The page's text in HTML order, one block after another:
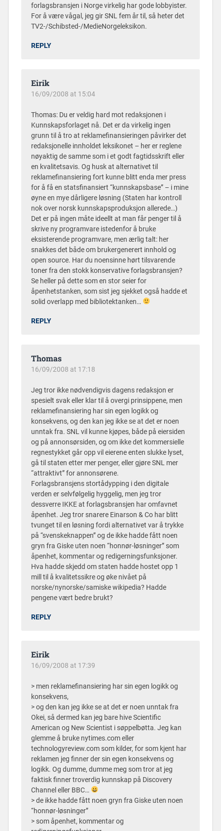
forlagsbransjen i Norge virkelig har gode lobbyister.
For å være vågal, jeg gir SNL fem år til, så heter det
TV2-/Schibsted-/MedieNorgeleksikon.
REPLY
Eirik
16/09/2008 at 15:04
Thomas: Du er veldig hard mot redaksjonen i
Kunnskapsforlaget nå. Det er da virkelig ingen
grunn til å tro at reklamefinansieringen påvirker det
redaksjonelle innholdet leksikonet – her er reglene
nøyaktig de samme som i et godt fagtidsskrift eller
en kvalitetsavis. Og husk at alternativet til
reklamefinansiering fort kunne blitt enda mer press
for å få en statsfinansiert “kunnskapsbase” – i mine
øyne en mye dårligere løsning (Staten har kontroll
nok over norsk kunnskapsproduksjon allerede…)
Det er på ingen måte ideellt at man får penger til å
skrive ny programvare istedenfor å bruke
eksisterende programvare, men ærlig talt: her
snakkes det både om brukergenerert innhold og
open source. Har du noensinne hørt tilsvarende
toner fra den stokk konservative forlagsbransjen?
Se heller på dette som en stor seier for
åpenhetstanken, som sist jeg sjekket også hadde et
solid overlapp med bibliotektanken…
REPLY
Thomas
16/09/2008 at 17:18
Jeg tror ikke nødvendigvis dagens redaksjon er
spesielt svak eller klar til å overgi prinsippene, men
reklamefinansiering har sin egen logikk og
konsekvens, og den kan jeg ikke se at det er noen
unntak fra. SNL vil kunne kjøpes, både på eiersiden
og på annonsørsiden, og om ikke det kommersielle
regnestykket går opp vil eierene enten slukke lyset,
gå til staten etter mer penger, eller gjøre SNL mer
“attraktivt” for annonsørene.
Forlagsbransjens stortådypping i den digitale
verden er selvfølgelig hyggelig, men jeg tror
dessverre IKKE at forlagsbransjen har omfavnet
åpenhet. Jeg tror snarere Einarson & Co har blitt
tvunget til en løsning fordi alternativet var å trykke
på “svenskeknappen” og de ikke hadde fått noen
gryn fra Giske uten noen “honnør-løsninger” som
åpenhet, kommentar og redigerningsfunksjoner.
Hva hadde skjedd om staten hadde hostet opp 1
mill til å kvalitetssikre og øke nivået på
norske/nynorske/samiske wikipedia? Hadde
pengene vært bedre brukt?
REPLY
Eirik
16/09/2008 at 17:39
> men reklamefinansiering har sin egen logikk og
konsekvens,
> og den kan jeg ikke se at det er noen unntak fra
Okei, så dermed kan jeg bare hive Scientific
American og New Scientist i søppelbøtta. Jeg kan
glemme å bruke nytimes.com eller
technologyreview.com som kilder, for som kjent har
reklamen jeg finner der sin egen konsekvens og
logikk. Og dumme, dumme meg som tror at jeg
faktisk finner troverdig kunnskap på Discovery
Channel eller BBC…
> de ikke hadde fått noen gryn fra Giske uten noen
“honnør-løsninger”
> som åpenhet, kommentar og